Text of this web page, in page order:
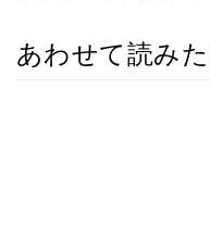
あわせて読み